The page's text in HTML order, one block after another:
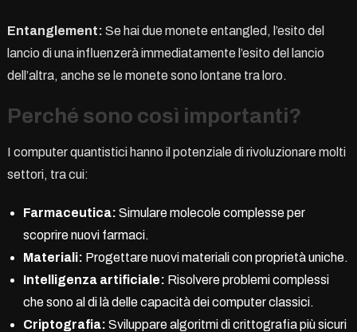
Entanglement: Se hai due monete entangled, l’esito del
lancio di una influenzerà immediatamente l’esito del lancio
dell’altra, anche se le monete sono lontane tra loro.
Perché sono così importanti?
I computer quantistici hanno il potenziale di rivoluzionare molti
settori, tra cui:
Farmaceutica: Simulare molecole complesse per
scoprire nuovi farmaci.
Materiali: Progettare nuovi materiali con proprietà uniche.
Intelligenza artificiale: Risolvere problemi complessi
che sono al di là delle capacità dei computer classici.
Criptografia: Sviluppare algoritmi di crittografia più sicuri